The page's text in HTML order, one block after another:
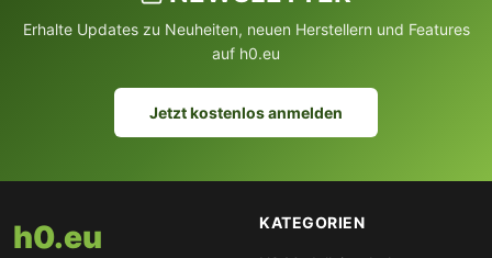
Erhalte Updates zu Neuheiten, neuen Herstellern und Features
auf h0.eu
Jetzt kostenlos anmelden
h0.eu KATEGORIEN